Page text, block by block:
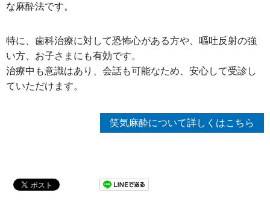
な麻酔法です。
特に、歯科治療に対して恐怖心がある方や、嘔吐反射の強
い方、お子さまにも有効です。
治療中も意識はあり、会話も可能なため、安心して受診し
ていただけます。
笑気麻酔について詳しくはこちら